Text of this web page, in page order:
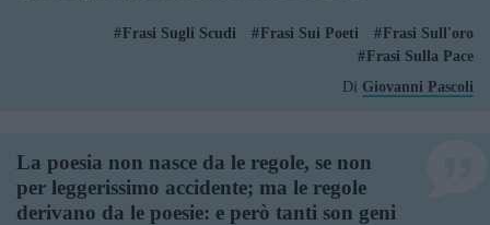
Frasi Sugli Scudi Frasi Sui Poeti
Frasi Sull'oro
Frasi Sulla Pace
Di Giovanni Pascoli
La poesia non nasce da le regole, se non
per leggerissimo accidente; ma le regole
derivano da le poesie: e però tanti son geni